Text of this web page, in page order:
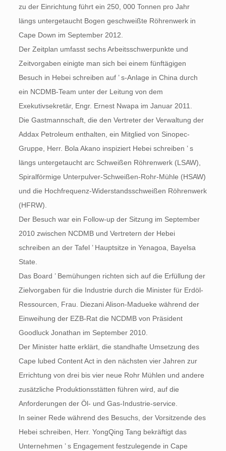
zu der Einrichtung führt ein 250, 000 Tonnen pro Jahr
längs untergetaucht Bogen geschweißte Röhrenwerk in
Cape Down im September 2012.
Der Zeitplan umfasst sechs Arbeitsschwerpunkte und
Zeitvorgaben einigte man sich bei einem fünftägigen
Besuch in Hebei schreiben auf ’ s-Anlage in China durch
ein NCDMB-Team unter der Leitung von dem
Exekutivsekretär, Engr. Ernest Nwapa im Januar 2011.
Die Gastmannschaft, die den Vertreter der Verwaltung der
Addax Petroleum enthalten, ein Mitglied von Sinopec-
Gruppe, Herr. Bola Akano inspiziert Hebei schreiben ’ s
längs untergetaucht arc Schweißen Röhrenwerk (LSAW),
Spiralförmige Unterpulver-Schweißen-Rohr-Mühle (HSAW)
und die Hochfrequenz-Widerstandsschweißen Röhrenwerk
(HFRW).
Der Besuch war ein Follow-up der Sitzung im September
2010 zwischen NCDMB und Vertretern der Hebei
schreiben an der Tafel ’ Hauptsitze in Yenagoa, Bayelsa
State.
Das Board ’ Bemühungen richten sich auf die Erfüllung der
Zielvorgaben für die Industrie durch die Minister für Erdöl-
Ressourcen, Frau. Diezani Alison-Madueke während der
Einweihung der EZB-Rat die NCDMB von Präsident
Goodluck Jonathan im September 2010.
Der Minister hatte erklärt, die standhafte Umsetzung des
Cape lubed Content Act in den nächsten vier Jahren zur
Errichtung von drei bis vier neue Rohr Mühlen und andere
zusätzliche Produktionsstätten führen wird, auf die
Anforderungen der Öl- und Gas-Industrie-service.
In seiner Rede während des Besuchs, der Vorsitzende des
Hebei schreiben, Herr. YongQing Tang bekräftigt das
Unternehmen ’ s Engagement festzulegende in Cape